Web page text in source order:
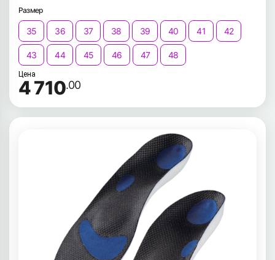
Размер
35 36 37 38 39 40 41 42
43 44 45 46 47 48
Цена
4 710.00